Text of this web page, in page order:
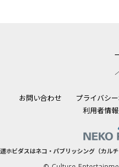
お問い合わせ プライバシ
利用者情
ホビダスはネコ・パブリッシング（カル